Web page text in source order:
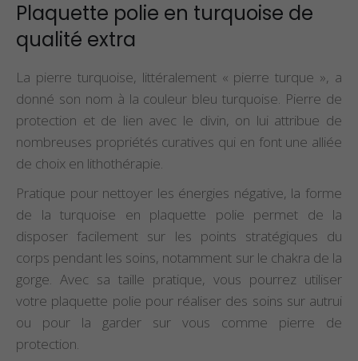
Plaquette polie en turquoise de
qualité extra
La pierre turquoise, littéralement « pierre turque », a
donné son nom à la couleur bleu turquoise. Pierre de
protection et de lien avec le divin, on lui attribue de
nombreuses propriétés curatives qui en font une alliée
de choix en lithothérapie.
Pratique pour nettoyer les énergies négative, la forme
de la turquoise en plaquette polie permet de la
disposer facilement sur les points stratégiques du
corps pendant les soins, notamment sur le chakra de la
gorge. Avec sa taille pratique, vous pourrez utiliser
votre plaquette polie pour réaliser des soins sur autrui
ou pour la garder sur vous comme pierre de
protection.